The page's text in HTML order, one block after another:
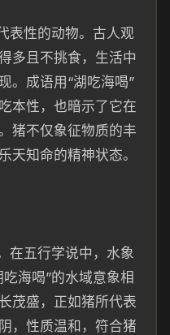
表性的动物。古人观
多且不挑食，生活中
。成语用“湖吃海喝”
本性，也暗示了它在
猪不仅象征物质的丰
天知命的精神状态。
在五行学说中，水象
海喝”的水域意象相
茂盛，正如猪所代表
，性质温和，符合猪